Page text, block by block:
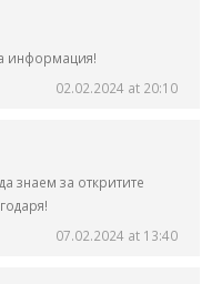
информация!
02.02.2024 at 20:10
знаем за откритите
07.02.2024 at 13:40